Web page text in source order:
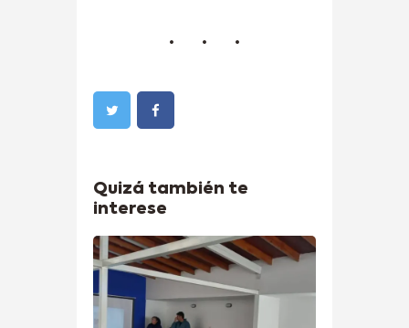
Quizá también te
interese